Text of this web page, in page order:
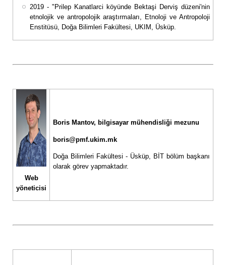
2019 - "Prilep Kanatlarci köyünde Bektaşi Derviş düzeni'nin
etnolojik ve antropolojik araştırmaları, Etnoloji ve Antropoloji
Enstitüsü, Doğa Bilimleri Fakültesi, UKIM, Üsküp.
Web
yöneticisi
Boris Mantov, bilgisayar mühendisliği mezunu
boris@pmf.ukim.mk
Doğa Bilimleri Fakültesi - Üsküp, BİT bölüm başkanı
olarak görev yapmaktadır.